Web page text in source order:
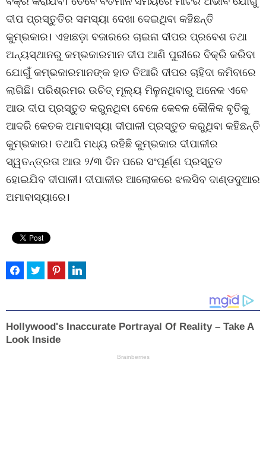
ଦୀପ ପ୍ରସ୍ତୁତିର ସମସ୍ୟା ଦେଖା ଦେଇଥିବା କହିଛନ୍ତି
କୁମ୍ଭକାର। ଏହାଛଡ଼ା ବଜାରରେ ଚାଇନା ଦୀପର ପ୍ରବେଶ ତଥା
ଅନ୍ୟସ୍ଥାନରୁ କମ୍ଭକାରମାନ ଦୀପ ଆଣି ପୁରୀରେ ବିକ୍ରି କରିବା
ଯୋଗୁଁ କମ୍ଭକାରମାନଙ୍କ ହାତ ତିଆରି ଦୀପର ଚାହିଦା କମିବାରେ
ଲାଗିଛି। ପରିଶ୍ରମର ଉଚିତ୍ ମୂଲ୍ୟ ମିଳୁନଥିବାରୁ ଅନେକ ଏବେ
ଆଉ ଦୀପ ପ୍ରସ୍ତୁତ କରୁନଥିବା ବେଳେ କେବଳ କୌଳିକ ବୃତିକୁ
ଆଦରି କେତକ ଅମାବାସ୍ୟା ଦୀପାଳୀ ପ୍ରସ୍ତୁତ କରୁଥିବା କହିଛନ୍ତି
କୁମ୍ଭକାର। ତଥାପି ମଧ୍ୟ ରହିଛି କୁମ୍ଭକାର ଦୀପାଳୀର
ସ୍ୱତନ୍ତ୍ରତା ଆଉ ୨/୩ ଦିନ ପରେ ସଂପୂର୍ଣ୍ଣ ପ୍ରସ୍ତୁତ
ହୋଇଯିବ ଦୀପାଳୀ। ଦୀପାଳୀର ଆଲୋକରେ ଝଲସିବ ଦାଣ୍ଡଦୁଆର
ଅମାବାସ୍ୟାରେ।